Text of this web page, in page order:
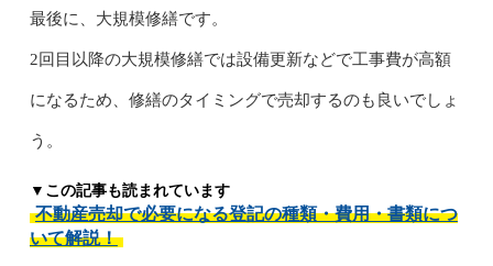
最後に、大規模修繕です。
2回目以降の大規模修繕では設備更新などで工事費が高額
になるため、修繕のタイミングで売却するのも良いでしょ
う。
▼この記事も読まれています
不動産売却で必要になる登記の種類・費用・書類につ
いて解説！